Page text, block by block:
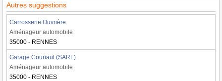
Autres suggestions
Carrosserie Ouvrière
Aménageur automobile
35000 - RENNES
Garage Couriaut (SARL)
Aménageur automobile
35000 - RENNES